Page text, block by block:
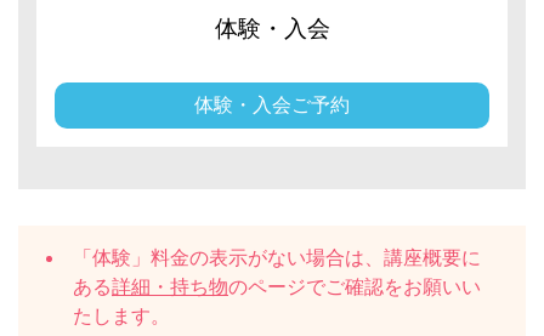
体験・入会
体験・入会ご予約
「体験」料金の表示がない場合は、講座概要に
ある詳細・持ち物のページでご確認をお願いい
たします。